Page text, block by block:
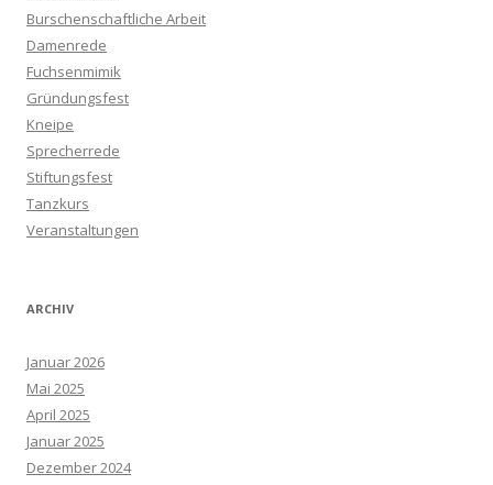
Burschenschaftliche Arbeit
Damenrede
Fuchsenmimik
Gründungsfest
Kneipe
Sprecherrede
Stiftungsfest
Tanzkurs
Veranstaltungen
ARCHIV
Januar 2026
Mai 2025
April 2025
Januar 2025
Dezember 2024